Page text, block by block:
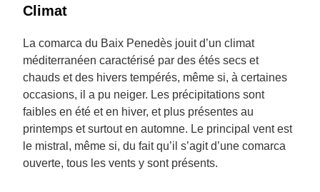
Climat
La comarca du Baix Penedès jouit d’un climat
méditerranéen caractérisé par des étés secs et
chauds et des hivers tempérés, même si, à certaines
occasions, il a pu neiger. Les précipitations sont
faibles en été et en hiver, et plus présentes au
printemps et surtout en automne. Le principal vent est
le mistral, même si, du fait qu’il s’agit d’une comarca
ouverte, tous les vents y sont présents.